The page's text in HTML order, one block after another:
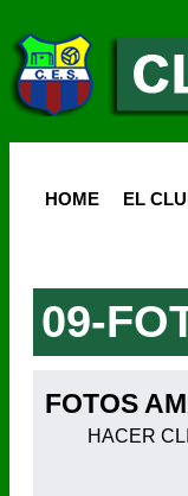
HOME EL
09-
FOTOS
HACER